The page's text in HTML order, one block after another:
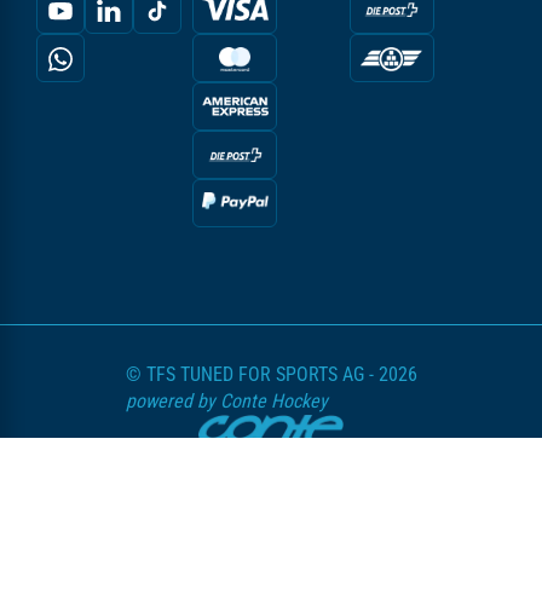
© TFS TUNED FOR SPORTS AG - 2026
powered by Conte Hockey